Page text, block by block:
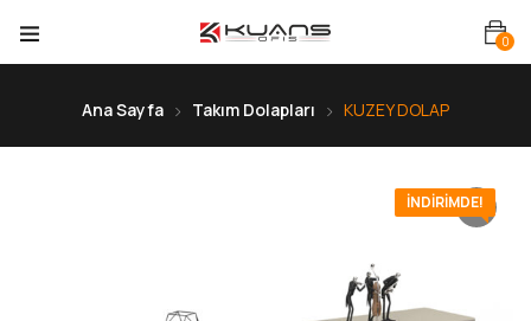
0
Ana Sayfa Takım Dolapları KUZEY DOLAP
İNDIRIMDE!